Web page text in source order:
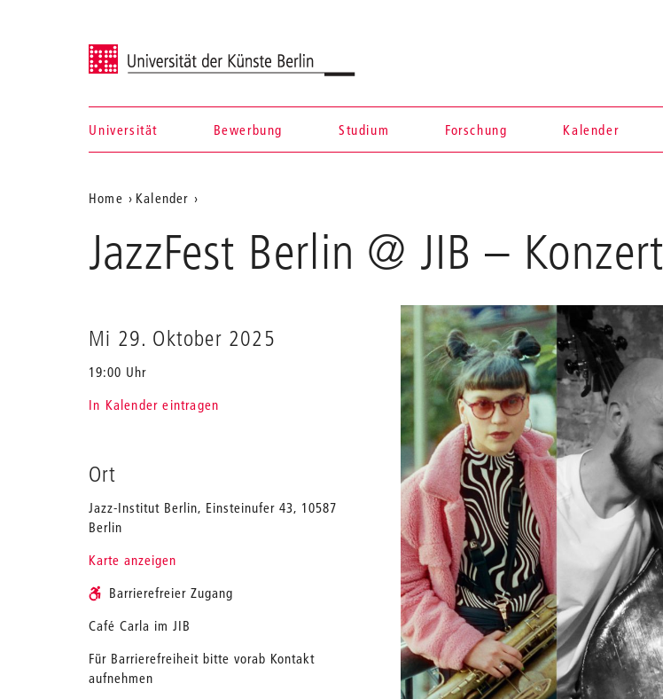
Universität der Künste Berlin
Navigation &
Suche
Universität Bewerbung Studium Forschung Kalender
Aktuelle
Position
auf
Home
Kalender
@
JIB
JazzFest Berlin @ JIB – Konzert
Mi 29. Oktober 2025
19:00 Uhr
In Kalender eintragen
Ort
Jazz-Institut Berlin, Einsteinufer 43, 10587
Berlin
Karte anzeigen
Barrierefreier Zugang
Café Carla im JIB
Für Barrierefreiheit bitte vorab Kontakt
aufnehmen